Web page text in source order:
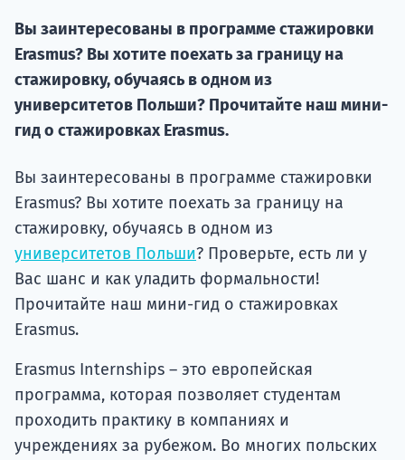
Вы заинтересованы в программе стажировки
Erasmus? Вы хотите поехать за границу на
стажировку, обучаясь в одном из
университетов Польши? Прочитайте наш мини-
гид о стажировках Erasmus.
Вы заинтересованы в программе стажировки
Erasmus? Вы хотите поехать за границу на
стажировку, обучаясь в одном из
университетов Польши? Проверьте, есть ли у
Вас шанс и как уладить формальности!
Прочитайте наш мини-гид о стажировках
Erasmus.
Erasmus Internships – это европейская
программа, которая позволяет студентам
проходить практику в компаниях и
учреждениях за рубежом. Во многих польских